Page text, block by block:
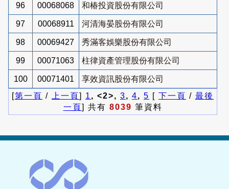
96 00068068 和椿投資股份有限公司
97 00068911 河清海晏股份有限公司
98 00069427 秀滿客娛樂股份有限公司
99 00071063 柱律資產管理股份有限公司
100 00071401
享效資訊股份有限公司
[第一頁 / 上一頁] 1 , <2>, 3, 4, 5 [ 下一頁 / 最後
一頁] 共有 8039 筆資料